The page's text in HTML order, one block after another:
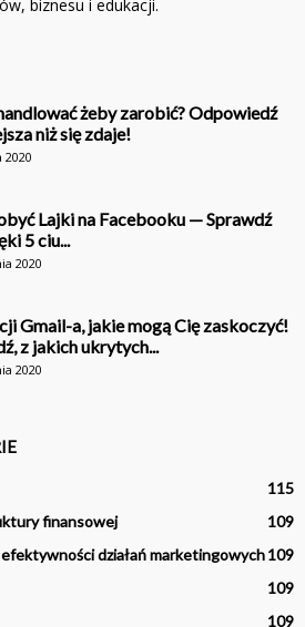
biznesu i edukacji.
żeby zarobić? Odpowiedź
niż się zdaje!
2020
Lajki na Facebooku — Sprawdź
5 ciu...
2020
Gmail-a, jakie mogą Cię zaskoczyć!
z jakich ukrytych...
2020
115
finansowej
109
działań marketingowych109
109
109